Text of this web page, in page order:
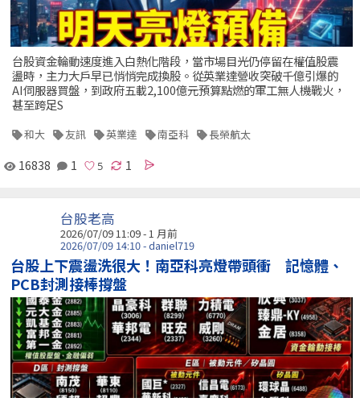
台股資金輪動速度進入白熱化階段，當市場目光仍停留在權值股震
盪時，主力大戶早已悄悄完成換股。從英業達營收突破千億引爆的
AI伺服器買盤，到政府五載2,100億元預算點燃的軍工無人機戰火，
甚至跨足S
和大 友訊 英業達 南亞科 長榮航太
16838 1 1
台股老高
2026/07/09 11:09 - 1 月前
2026/07/09 14:10 - daniel719
台股上下震盪洗很大！南亞科亮燈帶頭衝 記憶體、
PCB封測接棒撐盤